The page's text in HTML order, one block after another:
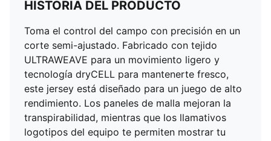
HISTORIA DEL PRODUCTO
Toma el control del campo con precisión en un
corte semi-ajustado. Fabricado con tejido
ULTRAWEAVE para un movimiento ligero y
tecnología dryCELL para mantenerte fresco,
este jersey está diseñado para un juego de alto
rendimiento. Los paneles de malla mejoran la
transpirabilidad, mientras que los llamativos
logotipos del equipo te permiten mostrar tu